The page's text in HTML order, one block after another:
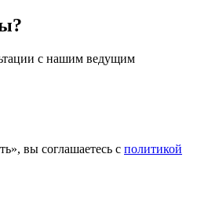
с нашим ведущим
вы соглашаетесь с политикой